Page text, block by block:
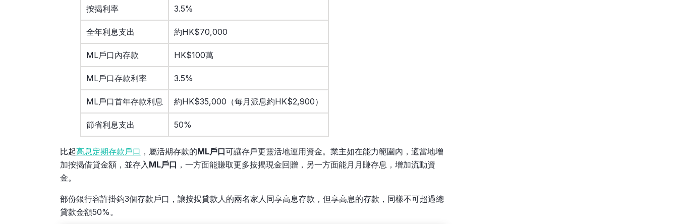
按揭利率 3.5%
全年利息支出 約HK$70,000
ML戶口內存款 HK$100萬
ML戶口存款利率 3.5%
ML戶口首年存款利息 約HK$35,000（每月派息約HK$2,900）
節省利息支出 50%
比起高息定期存款戶口 ，屬活期存款的ML戶口可讓存戶更靈活地運用資金。業主如在能力範圍內，適當地增
加按揭借貸金額，並存入ML戶口 ，一方面能賺取更多按揭現金回贈，另一方面能月月賺存息，增加流動資
金。
部份銀行容許掛鈎3個存款戶口，讓按揭貸款人的兩名家人同享高息存款，但享高息的存款，同樣不可超過總
貸款金額50%。